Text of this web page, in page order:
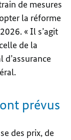
de mesures
la réforme
« Il s’agit
de la
prévus
des prix, de